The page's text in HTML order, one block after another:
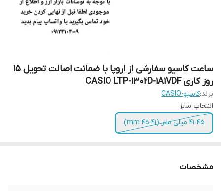
ساعت کاسیو سفارشی از اروپا با ضمانت اصالت تحویل 15
روز کاری CASIO LTP-1302D-1A1VDF
برند:کاسیو-CASIO
انتخاب سایز
41-45 میلی متر (41-45 mm)
مشخصات